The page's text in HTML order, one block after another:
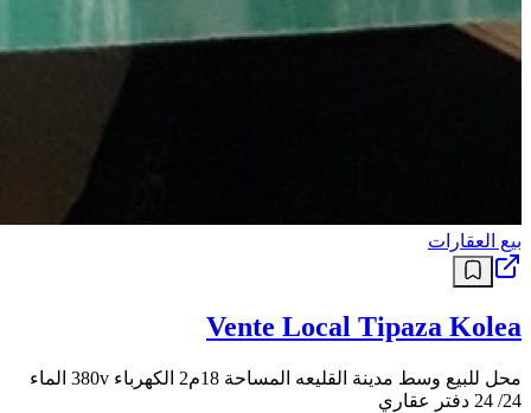
بيع العقارات
Vente Local Tipaza Kolea
محل للبيع وسط مدينة القليعه المساحة 18م2 الكهرباء 380v الماء
24/ 24 دفتر عقاري